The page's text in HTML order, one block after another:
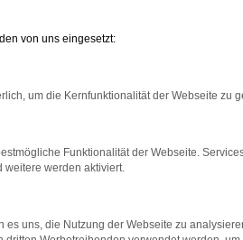
suchen, das Ihnen sowohl
90 Jahren sind wir Ihr
bieten – jedoch zu einem
geringe Laufleistung, sodass
an Ibiza Jahreswagen, die
für Ihre individuellen Bedürfnisse zu
bieten wir Ihnen in der
sind Sie bestens betreut und
Seat als Jahreswagen die
Termin für eine Probefahrt
von uns eingesetzt:
um die Kernfunktionalität der Webseite zu
Funktionalität der Webseite.
weitere werden aktiviert.
es uns, die Nutzung der Webseite zu